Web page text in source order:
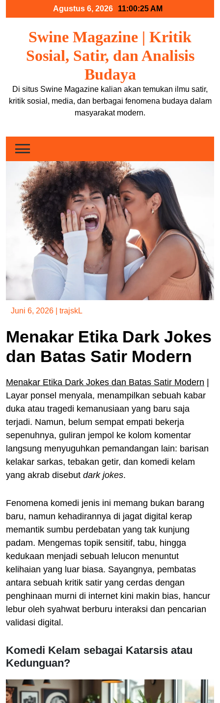
Agustus 6, 2026 11:00:25 AM
Swine Magazine | Kritik
Sosial, Satir, dan Analisis
Budaya
Di situs Swine Magazine kalian akan temukan ilmu satir,
kritik sosial, media, dan berbagai fenomena budaya dalam
masyarakat modern.
Juni 6, 2026 trajskL
Menakar Etika Dark Jokes
dan Batas Satir Modern
Menakar Etika Dark Jokes dan Batas Satir Modern |
Layar ponsel menyala, menampilkan sebuah kabar
duka atau tragedi kemanusiaan yang baru saja
terjadi. Namun, belum sempat empati bekerja
sepenuhnya, guliran jempol ke kolom komentar
langsung menyuguhkan pemandangan lain: barisan
kelakar sarkas, tebakan getir, dan komedi kelam
yang akrab disebut dark jokes.
Fenomena komedi jenis ini memang bukan barang
baru, namun kehadirannya di jagat digital kerap
memantik sumbu perdebatan yang tak kunjung
padam. Mengemas topik sensitif, tabu, hingga
kedukaan menjadi sebuah lelucon menuntut
kelihaian yang luar biasa. Sayangnya, pembatas
antara sebuah kritik satir yang cerdas dengan
penghinaan murni di internet kini makin bias, hancur
lebur oleh syahwat berburu interaksi dan pencarian
validasi digital.
Komedi Kelam sebagai Katarsis atau
Kedunguan?